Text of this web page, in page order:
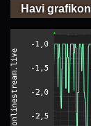
Havi grafikon